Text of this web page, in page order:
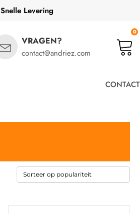
Snelle Levering
VRAGEN?
contact@andriez.com
0
CONTACT